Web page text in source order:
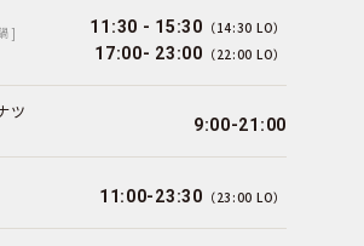
] 11:30 - 15:30 （14:30 LO）
17:00- 23:00 （22:00 LO）
ツ
9:00-21:00
11:00-23:30 （23:00 LO）